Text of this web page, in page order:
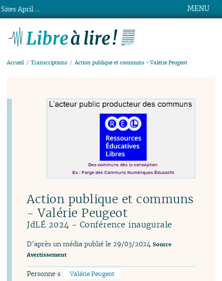
MENU
Accueil Transcriptions Action publique et communs - Valérie Peugeot
Action publique et communs
- Valérie Peugeot
JdLÉ 2024 - Conférence inaugurale
D’après un média publié le 29/03/2024 Source
Avertissement
Personne·s Valérie Peugeot
Sites April ...